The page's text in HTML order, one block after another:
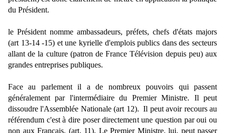
du Président.
le Président nomme ambassadeurs, préfets, chefs d'états majors
(art 13-14 -15) et une kyrielle d'emplois publics dans des secteurs
allant de la culture (patron de France Télévision depuis peu) aux
grandes entreprises publiques.
Face au parlement il a de nombreux pouvoirs qui passent
généralement par l'intermédiaire du Premier Ministre. Il peut
dissoudre l'Assemblée Nationale (art 12).Il peut avoir recours au
référendum c'est à dire poser directement une question par oui ou
non aux Français, (art. 11). Le Premier Ministre, lui, peut passer